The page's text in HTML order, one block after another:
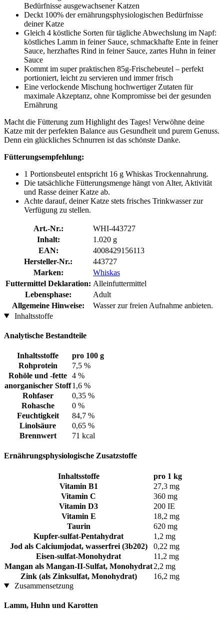
Bedürfnisse ausgewachsener Katzen
Deckt 100% der ernährungsphysiologischen Bedürfnisse
deiner Katze
Gleich 4 köstliche Sorten für tägliche Abwechslung im Napf:
köstliches Lamm in feiner Sauce, schmackhafte Ente in feiner
Sauce, herzhaftes Rind in feiner Sauce, zartes Huhn in feiner
Sauce
Kommt im super praktischen 85g-Frischebeutel – perfekt
portioniert, leicht zu servieren und immer frisch
Eine verlockende Mischung hochwertiger Zutaten für
maximale Akzeptanz, ohne Kompromisse bei der gesunden
Ernährung
Macht die Fütterung zum Highlight des Tages! Verwöhne deine
Katze mit der perfekten Balance aus Gesundheit und purem Genuss.
Denn ein glückliches Schnurren ist das schönste Danke.
Fütterungsempfehlung:
1 Portionsbeutel entspricht 16 g Whiskas Trockennahrung.
Die tatsächliche Fütterungsmenge hängt von Alter, Aktivität
und Rasse deiner Katze ab.
Achte darauf, deiner Katze stets frisches Trinkwasser zur
Verfügung zu stellen.
Art.-Nr.:
WHI-443727
Inhalt:
1.020 g
EAN:
4008429156113
Hersteller-Nr.:
443727
Marken:
Whiskas
Futtermittel Deklaration: Alleinfuttermittel
Lebensphase:
Adult
Allgemeine Hinweise:
Wasser zur freien Aufnahme anbieten.
Inhaltsstoffe
Analytische Bestandteile
Inhaltsstoffe
pro 100 g
Rohprotein
7,5 %
Rohöle und -fette 4 %
anorganischer Stoff1,6 %
Rohfaser
0,35 %
Rohasche
0 %
Feuchtigkeit
84,7 %
Linolsäure
0,65 %
Brennwert
71 kcal
Ernährungsphysiologische Zusatzstoffe
Inhaltsstoffe
pro 1 kg
Vitamin B1
27,3 mg
Vitamin C
360 mg
Vitamin D3
200 IE
Vitamin E
18,2 mg
Taurin
620 mg
Kupfer-sulfat-Pentahydrat
1,2 mg
Jod als Calciumjodat, wasserfrei (3b202)
0,22 mg
Eisen-sulfat-Monohydrat
11,2 mg
Mangan als Mangan-II-Sulfat, Monohydrat2,2 mg
Zink (als Zinksulfat, Monohydrat)
16,2 mg
Zusammensetzung
Lamm, Huhn und Karotten